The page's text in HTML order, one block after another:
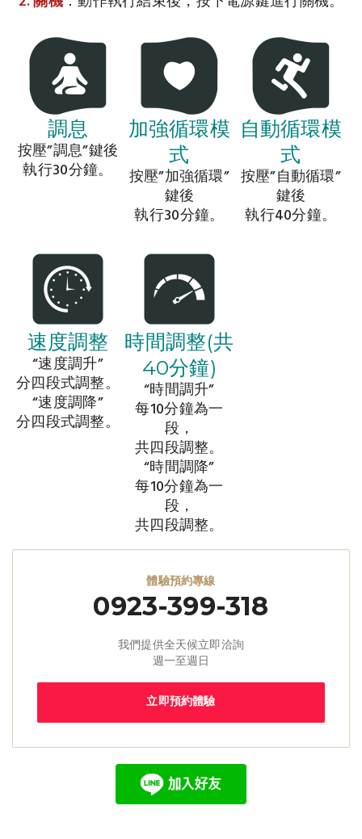
調息
按壓”調息”鍵後
執行30分鐘。
加強循環模
式
按壓”加強循環”
鍵後
執行30分鐘。
自動循環模
式
按壓”自動循環”
鍵後
執行40分鐘。
速度調整
“速度調升”
分四段式調整。
“速度調降”
分四段式調整。
時間調整(共
40分鐘)
“時間調升”
每10分鐘為一
段，
共四段調整。
“時間調降”
每10分鐘為一
段，
共四段調整。
體驗預約專線
0923-399-318
我們提供全天候立即洽詢
週一至週日
立即預約體驗